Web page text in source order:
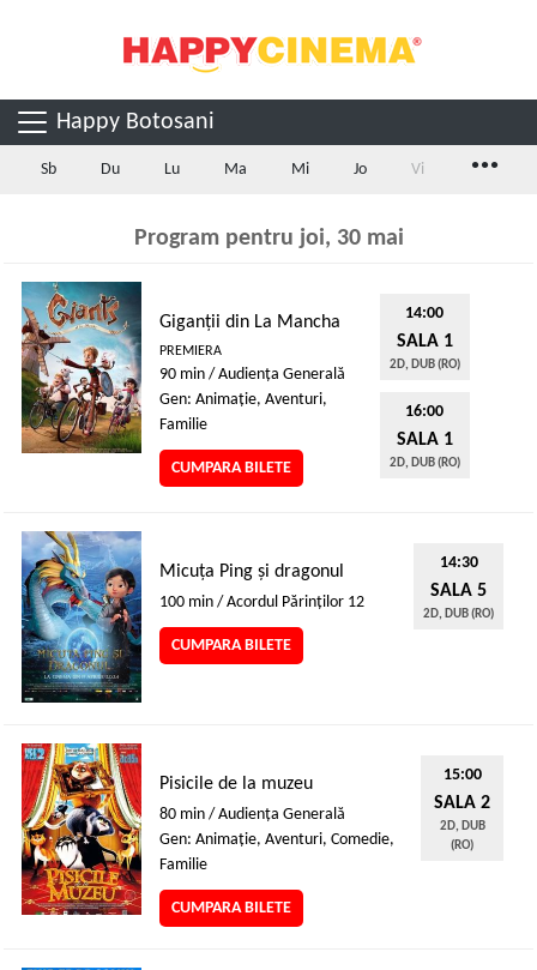
Happy Botosani
Sb Du Lu Ma Mi Jo Vi ...
Program pentru joi, 30 mai
Giganții din La Mancha
PREMIERA
90 min / Audienţa Generală
Gen: Animaţie, Aventuri,
Familie
CUMPARA BILETE
14:00
SALA 1
2D, DUB (RO)
16:00
SALA 1
2D, DUB (RO)
Micuța Ping și dragonul
100 min / Acordul Părinţilor 12
CUMPARA BILETE
14:30
SALA 5
2D, DUB (RO)
Pisicile de la muzeu
80 min / Audienţa Generală
Gen: Animaţie, Aventuri, Comedie,
Familie
CUMPARA BILETE
15:00
SALA 2
2D, DUB
(RO)